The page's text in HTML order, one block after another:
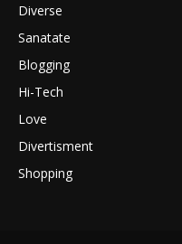
Diverse
Sanatate
Blogging
Hi-Tech
Love
Divertisment
Shopping